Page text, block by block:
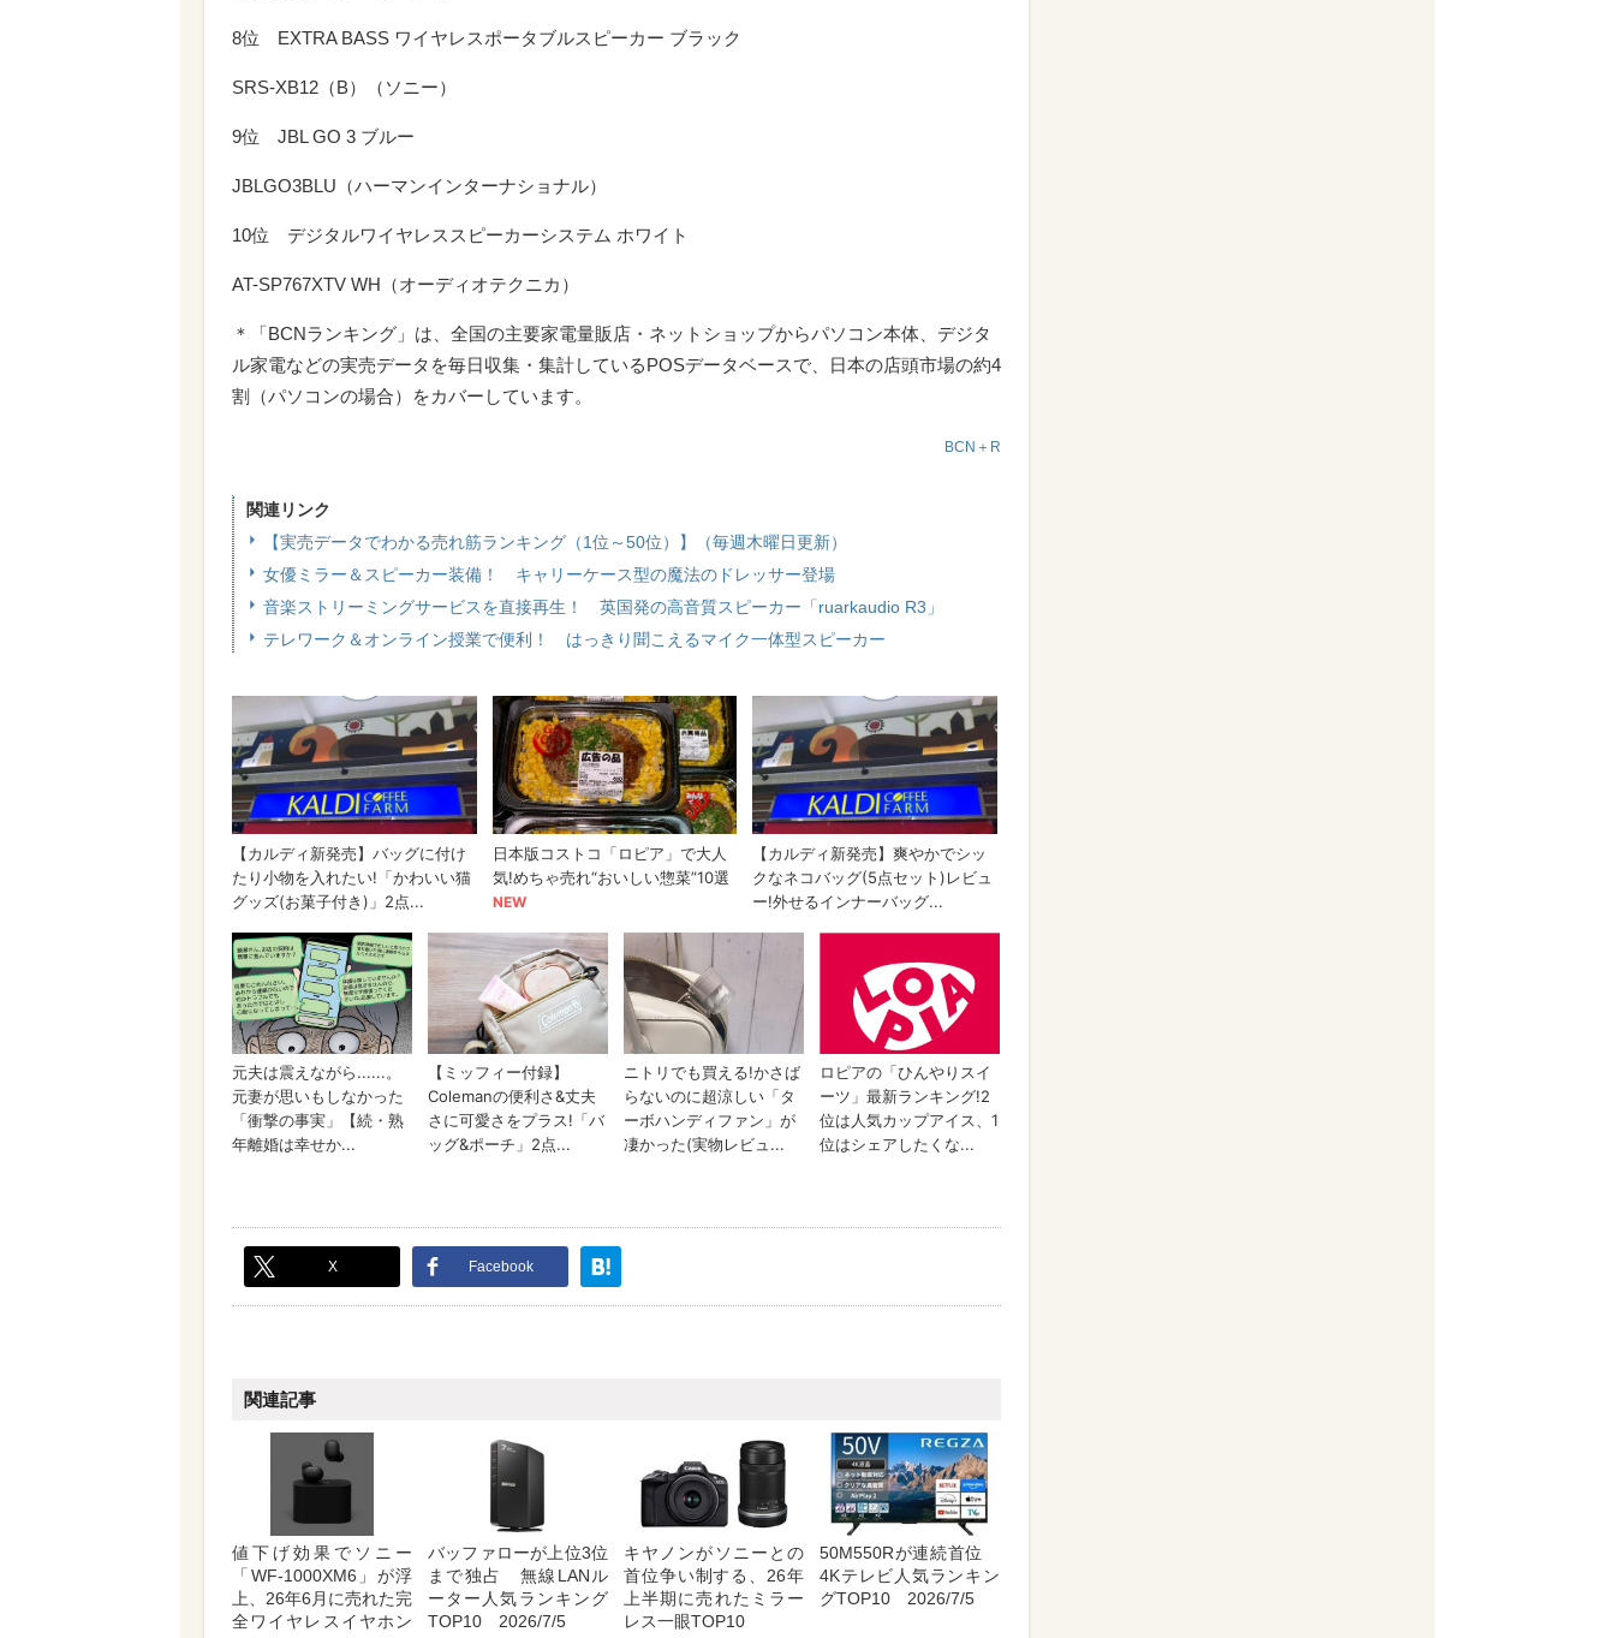
8位 EXTRA BASS ワイヤレスポータブルスピーカー ブラック
SRS-XB12（B）（ソニー）
9位 JBL GO 3 ブルー
JBLGO3BLU（ハーマンインターナショナル）
10位 デジタルワイヤレススピーカーシステム ホワイト
AT-SP767XTV WH（オーディオテクニカ）
＊「BCNランキング」は、全国の主要家電量販店・ネットショップからパソコン本体、デジタ
ル家電などの実売データを毎日収集・集計しているPOSデータベースで、日本の店頭市場の約4
割（パソコンの場合）をカバーしています。
BCN＋R
関連リンク
【実売データでわかる売れ筋ランキング（1位～50位）】（毎週木曜日更新）
女優ミラー＆スピーカー装備！ キャリーケース型の魔法のドレッサー登場
音楽ストリーミングサービスを直接再生！ 英国発の高音質スピーカー「ruarkaudio R3」
テレワーク＆オンライン授業で便利！ はっきり聞こえるマイク一体型スピーカー
X Facebook
関連記事
値下げ効果でソニー
「WF-1000XM6」が浮
上、26年6月に売れた完
全ワイヤレスイヤホン
バッファローが上位3位
まで独占 無線LANル
ーター人気ランキング
TOP10 2026/7/5
キヤノンがソニーとの
首位争い制する、26年
上半期に売れたミラー
レス一眼TOP10
50M550Rが連続首位
4Kテレビ人気ランキン
グTOP10 2026/7/5